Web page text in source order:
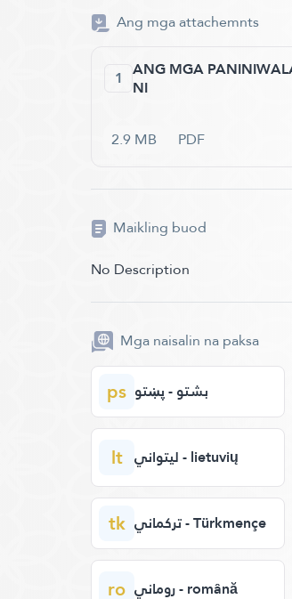
Ang mga attachemnts
1 ANG MGA
NI
2.9 MB
PDF
Maikling buod
No Description
Mga naisalin na paksa
ps بشتو - پښتو
lt ليتواني - lietuvių
tk تركماني - Türkmençe
ro روماني - română